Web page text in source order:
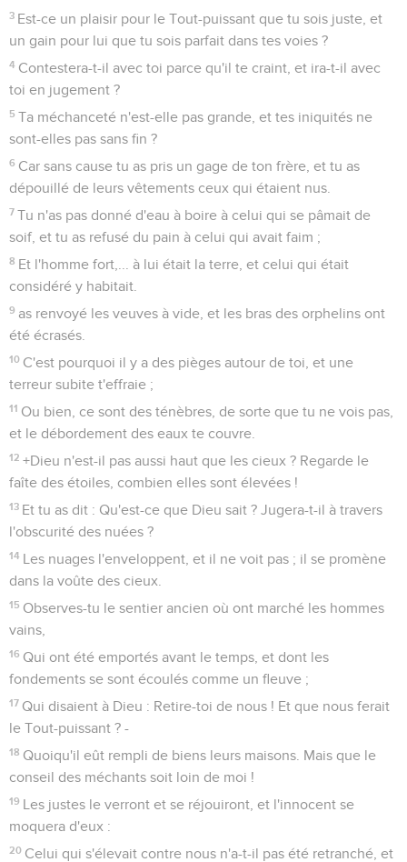
3 Est-ce un plaisir pour le Tout-puissant que tu sois juste, et
un gain pour lui que tu sois parfait dans tes voies ?
4 Contestera-t-il avec toi parce qu'il te craint, et ira-t-il avec
toi en jugement ?
5 Ta méchanceté n'est-elle pas grande, et tes iniquités ne
sont-elles pas sans fin ?
6 Car sans cause tu as pris un gage de ton frère, et tu as
dépouillé de leurs vêtements ceux qui étaient nus.
7 Tu n'as pas donné d'eau à boire à celui qui se pâmait de
soif, et tu as refusé du pain à celui qui avait faim ;
8 Et l'homme fort,... à lui était la terre, et celui qui était
considéré y habitait.
9 as renvoyé les veuves à vide, et les bras des orphelins ont
été écrasés.
10 C'est pourquoi il y a des pièges autour de toi, et une
terreur subite t'effraie ;
11 Ou bien, ce sont des ténèbres, de sorte que tu ne vois pas,
et le débordement des eaux te couvre.
12 +Dieu n'est-il pas aussi haut que les cieux ? Regarde le
faîte des étoiles, combien elles sont élevées !
13 Et tu as dit : Qu'est-ce que Dieu sait ? Jugera-t-il à travers
l'obscurité des nuées ?
14 Les nuages l'enveloppent, et il ne voit pas ; il se promène
dans la voûte des cieux.
15 Observes-tu le sentier ancien où ont marché les hommes
vains,
16 Qui ont été emportés avant le temps, et dont les
fondements se sont écoulés comme un fleuve ;
17 Qui disaient à Dieu : Retire-toi de nous ! Et que nous ferait
le Tout-puissant ? -
18 Quoiqu'il eût rempli de biens leurs maisons. Mais que le
conseil des méchants soit loin de moi !
19 Les justes le verront et se réjouiront, et l'innocent se
moquera d'eux :
20 Celui qui s'élevait contre nous n'a-t-il pas été retranché, et